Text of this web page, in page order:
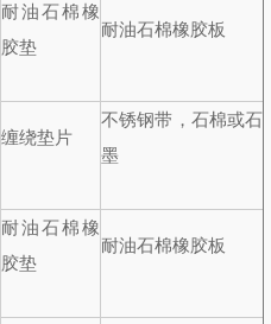
耐油石棉橡
胶垫
耐油石棉橡胶板
缠绕垫片
不锈钢带，石棉或石
墨
耐油石棉橡
胶垫
耐油石棉橡胶板